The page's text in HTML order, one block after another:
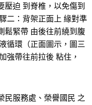
壓迫 到脊椎，以免傷到
二：背架正面上 緣對準
鬆緊帶 由後往前繞到腹
循環（正面圖示，圖三
強帶往前拉後 粘住，
民服務處、榮譽國民 之